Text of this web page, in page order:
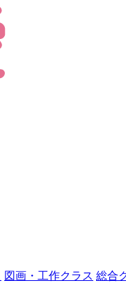
図画・工作クラス 総合